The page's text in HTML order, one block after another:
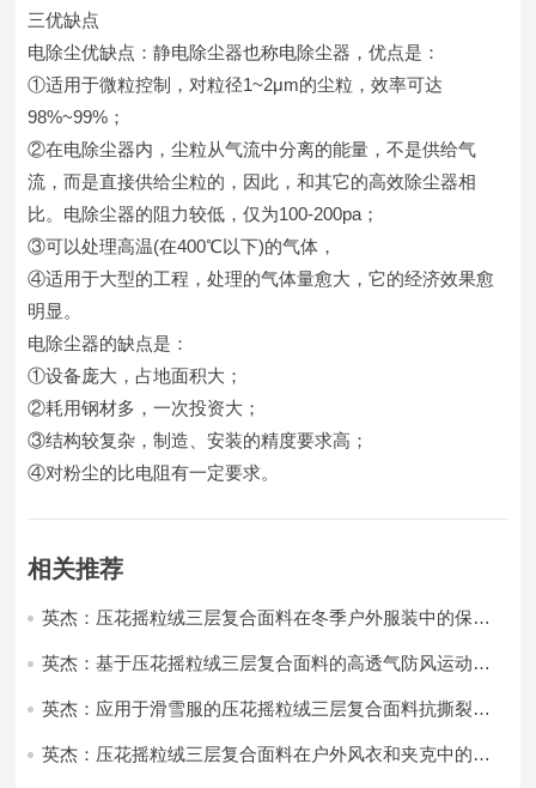
三优缺点
电除尘优缺点：静电除尘器也称电除尘器，优点是：
①适用于微粒控制，对粒径1~2μm的尘粒，效率可达
98%~99%；
②在电除尘器内，尘粒从气流中分离的能量，不是供给气
流，而是直接供给尘粒的，因此，和其它的高效除尘器相
比。电除尘器的阻力较低，仅为100-200pa；
③可以处理高温(在400℃以下)的气体，
④适用于大型的工程，处理的气体量愈大，它的经济效果愈
明显。
电除尘器的缺点是：
①设备庞大，占地面积大；
②耗用钢材多，一次投资大；
③结构较复杂，制造、安装的精度要求高；
④对粉尘的比电阻有一定要求。
相关推荐
英杰：压花摇粒绒三层复合面料在冬季户外服装中的保暖
英杰：基于压花摇粒绒三层复合面料的高透气防风运动服
英杰：应用于滑雪服的压花摇粒绒三层复合面料抗撕裂与
英杰：压花摇粒绒三层复合面料在户外风衣和夹克中的应